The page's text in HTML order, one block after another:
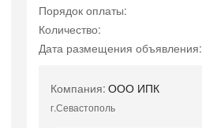
Порядок оплаты:
Количество:
Дата размещения объявления:
Компания: ООО ИПК
г.Севастополь